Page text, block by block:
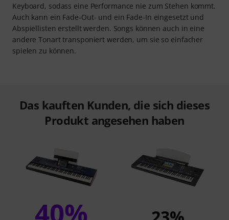
Keyboard, sodass eine Performance nie zum Stehen kommt.
Auch kann ein Fade-Out- und ein Fade-In eingesetzt und
Abspiellisten erstellt werden. Songs können auch in eine
andere Tonart transponiert werden, um sie so einfacher
spielen zu können.
Das kauften Kunden, die sich dieses
Produkt angesehen haben
40%